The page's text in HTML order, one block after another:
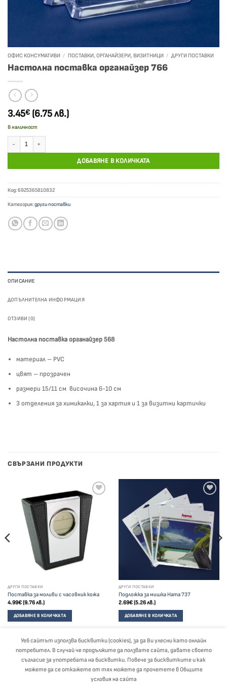
ОФИС КОНСУМАТИВИ / ПОСТАВКИ, ОРГАНАЙЗЕРИ, ВИЗИТНИЦИ / ДРУГИ ПОСТАВКИ
Настолна поставка органайзер 766
3.45€ (6.75 лв.)
В наличност
количество за Настолна поставка органайзер 766
ДОБАВЯНЕ В КОЛИЧКАТА
Код:6925365810832
Категория:други поставки
ОПИСАНИЕ
ДОПЪЛНИТЕЛНА ИНФОРМАЦИЯ
ОТЗИВИ (0)
Настолна поставка органайзер 568
материал – PVC
цвят – прозрачен
размери 15/11 см височина 6-10 см
3 отделения за химикалки, 1 за хартия и 1 за визитни картички
СВЪРЗАНИ ПРОДУКТИ
ДРУГИ ПОСТАВКИ
Поставка за моливи с часовник кожа
4.99€(9.76 лв.)
ДОБАВЯНЕ В КОЛИЧКАТА
ДРУГИ ПОСТАВКИ
Подложка за мишка Hama 737
2.69€(5.26 лв.)
ДОБАВЯНЕ В КОЛИЧКАТА
Visa PayPal Stripe MasterCard
On
ПОЛИТИКА ЗА ЗАЩИТА НА ЛИЧНИТЕ ДАННИ
Уеб сайтът използва бисквитки (cookies), за да Ви улесни като онлайн
потребител. В случай че продължите да ползвате сайта, давате своето
съгласие за употребата на бисквитки. Повече за бисквитките и как
можете да се откажете от тях можете да прочетете в Общите
условия на сайта